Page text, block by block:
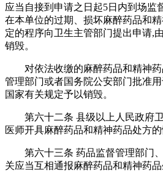
应当自接到申请之日起5日内到场监
在本单位的过期、损坏麻醉药品和
定的程序向卫生主管部门提出申请,
销毁。
对依法收缴的麻醉药品和精神
管理部门或者国务院公安部门批准
国家有关规定予以销毁。
第六十二条 县级以上人民政府
医师开具麻醉药品和精神药品处方的
第六十三条 药品监督管理部门
关应当互相通报麻醉药品和精神药